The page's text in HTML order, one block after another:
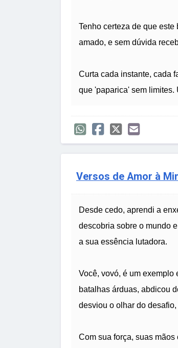
Tenho certeza de que
amado, e sem dúvida
Curta cada instante, cada
que 'paparica' sem limites.
Versos de Amor à
Desde cedo, aprendi a
descobria sobre o mundo
a sua essência lutadora.
Você, vovó, é um exemplo
batalhas árduas, abdicou
desviou o olhar do
Com sua força, suas